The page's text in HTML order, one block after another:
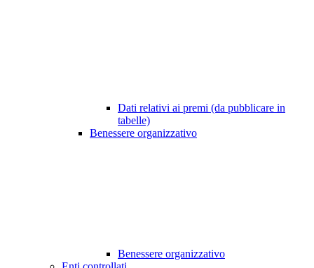
Dati relativi ai premi (da pubblicare in
tabelle)
Benessere organizzativo
Benessere organizzativo